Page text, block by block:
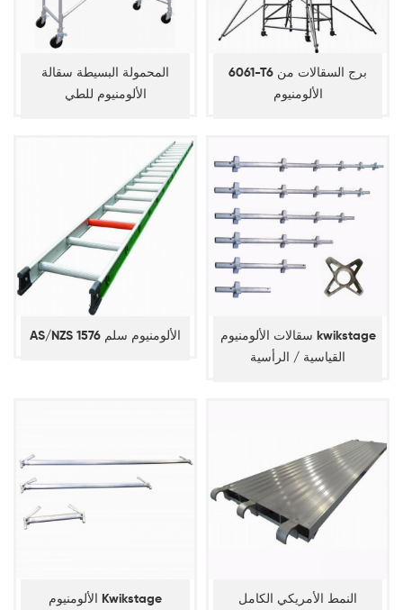
المحمولة البسيطة سقالة
الألومنيوم للطي
6061-T6 برج السقالات من
الألومنيوم
AS/NZS 1576 الألومنيوم سلم
سقالات الألومنيوم kwikstage
القياسية / الرأسية
الألومنيوم Kwikstage النمط الأمريكي الكامل